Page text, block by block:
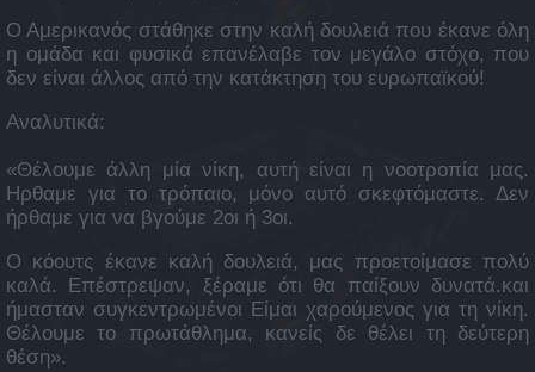
Ο Αμερικανός στάθηκε στην καλή δουλειά που έκανε όλη
η ομάδα και φυσικά επανέλαβε τον μεγάλο στόχο, που
δεν είναι άλλος από την κατάκτηση του ευρωπαϊκού!
Aναλυτικά:
«Θέλουμε άλλη μία νίκη, αυτή είναι η νοοτροπία μας.
Ηρθαμε για το τρόπαιο, μόνο αυτό σκεφτόμαστε. Δεν
ήρθαμε για να βγούμε 2οι ή 3οι.
Ο κόουτς έκανε καλή δουλειά, μας προετοίμασε πολύ
καλά. Επέστρεψαν, ξέραμε ότι θα παίξουν δυνατά.και
ήμασταν συγκεντρωμένοι Είμαι χαρούμενος για τη νίκη.
Θέλουμε το πρωτάθλημα, κανείς δε θέλει τη δεύτερη
θέση».